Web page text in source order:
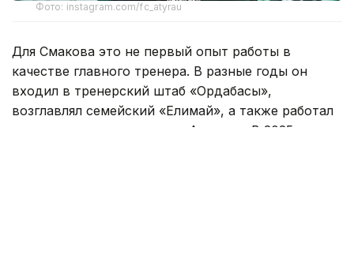
Фото: instagram.com/fc_atyrau
Для Смакова это не первый опыт работы в
качестве главного тренера. В разные годы он
входил в тренерский штаб «Ордабасы»,
возглавлял семейский «Елимай», а также работал
техническим директором «Астаны». В 2025 году